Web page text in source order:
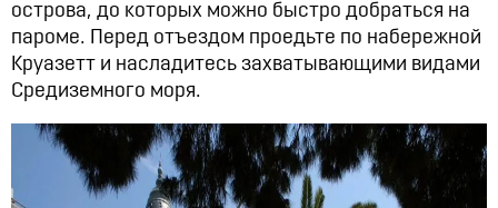
острова, до которых можно быстро добраться на
пароме. Перед отъездом проедьте по набережной
Круазетт и насладитесь захватывающими видами
Средиземного моря.